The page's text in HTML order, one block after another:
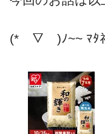
(*￣▽￣)ﾉ~~ ﾏﾀ